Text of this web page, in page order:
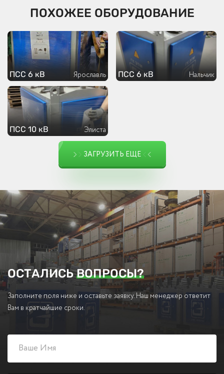
ПОХОЖЕЕ ОБОРУДОВАНИЕ
ПСС 6 кВ Ярославль ПСС 6 кВ Нальчик
ПСС 10 кВ Элиста
ЗАГРУЗИТЬ ЕЩЕ
ОСТАЛИСЬВОПРОСЫ?
Заполните поля ниже и оставьте заявку. Наш менеджер ответит
Вам в кратчайшие сроки.